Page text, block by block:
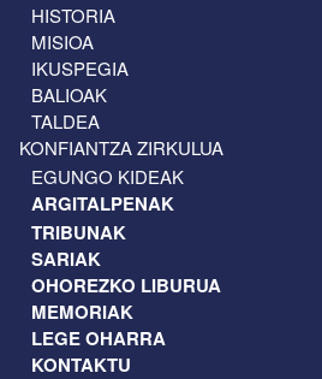
HISTORIA
MISIOA
IKUSPEGIA
BALIOAK
TALDEA
KONFIANTZA ZIRKULUA
EGUNGO KIDEAK
ARGITALPENAK
TRIBUNAK
SARIAK
OHOREZKO LIBURUA
MEMORIAK
LEGE OHARRA
KONTAKTU